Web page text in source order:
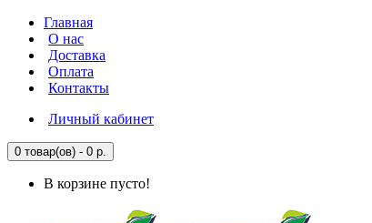
Главная
О нас
Доставка
Оплата
Контакты
Личный кабинет
0 товар(ов) - 0 р.
В корзине пусто!